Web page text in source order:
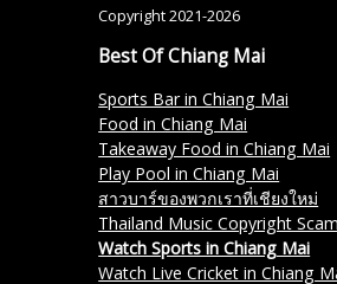
Copyright 2021-2026
Best Of Chiang Mai
Sports Bar in Chiang Mai
Food in Chiang Mai
Takeaway Food in Chiang Mai
Play Pool in Chiang Mai
สาวบาร์ของพวกเราที่เชียงใหม่
Thailand Music Copyright Scam
Watch Sports in Chiang Mai
Watch Live Cricket in Chiang